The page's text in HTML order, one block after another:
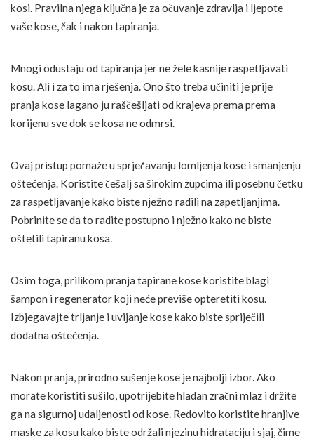
kosi. Pravilna njega ključna je za očuvanje zdravlja i ljepote
vaše kose, čak i nakon tapiranja.
Mnogi odustaju od tapiranja jer ne žele kasnije raspetljavati
kosu. Ali i za to ima rješenja. Ono što treba učiniti je prije
pranja kose lagano ju raščešljati od krajeva prema prema
korijenu sve dok se kosa ne odmrsi.
Ovaj pristup pomaže u sprječavanju lomljenja kose i smanjenju
oštećenja. Koristite češalj sa širokim zupcima ili posebnu četku
za raspetljavanje kako biste nježno radili na zapetljanjima.
Pobrinite se da to radite postupno i nježno kako ne biste
oštetili tapiranu kosa.
Osim toga, prilikom pranja tapirane kose koristite blagi
šampon i regenerator koji neće previše opteretiti kosu.
Izbjegavajte trljanje i uvijanje kose kako biste spriječili
dodatna oštećenja.
Nakon pranja, prirodno sušenje kose je najbolji izbor. Ako
morate koristiti sušilo, upotrijebite hladan zračni mlaz i držite
ga na sigurnoj udaljenosti od kose. Redovito koristite hranjive
maske za kosu kako biste održali njezinu hidrataciju i sjaj, čime